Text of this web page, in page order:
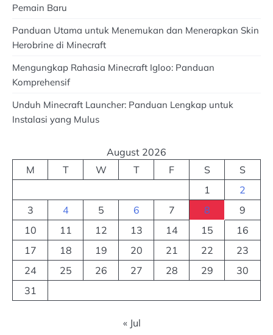
Pemain Baru
Panduan Utama untuk Menemukan dan Menerapkan Skin
Herobrine di Minecraft
Mengungkap Rahasia Minecraft Igloo: Panduan
Komprehensif
Unduh Minecraft Launcher: Panduan Lengkap untuk
Instalasi yang Mulus
August 2026
M
T W T F S
S
1
2
3
4 5 6 7 8
9
10
11 12 13 14 15
16
17
18 19 20 21 22
23
24
25 26 27 28 29
30
31
« Jul